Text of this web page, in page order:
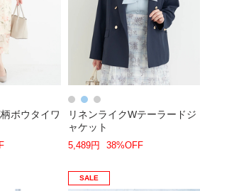
ボウタイワ
リネンライクWテーラードジ
ャケット
5,489円 38%OFF
SALE